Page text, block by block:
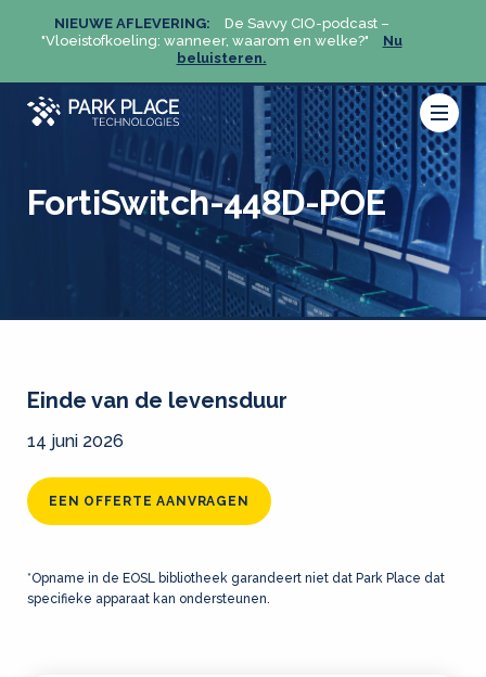
NIEUWE AFLEVERING:
De Savvy CIO-podcast –
"Vloeistofkoeling: wanneer, waarom en welke?"
Nu
beluisteren.
FortiSwitch-448D-POE
Einde van de levensduur
14 juni 2026
EEN OFFERTE AANVRAGEN
*Opname in de EOSL bibliotheek garandeert niet dat Park Place dat
specifieke apparaat kan ondersteunen.